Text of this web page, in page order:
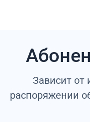
Зависит
распоряжении